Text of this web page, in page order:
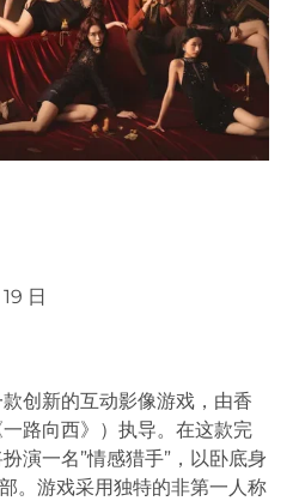
日
款创新的互动影像游戏，由香
路向西》）执导。在这款完
演一名”情感猎手”，以卧底身
。游戏采用独特的非第一人称